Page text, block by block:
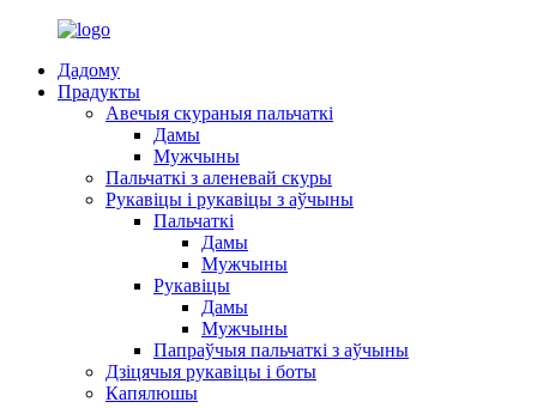
Дадому
Прадукты
Авечыя скураныя пальчаткі
Дамы
Мужчыны
Пальчаткі з аленевай скуры
Рукавіцы і рукавіцы з аўчыны
Пальчаткі
Дамы
Мужчыны
Рукавіцы
Дамы
Мужчыны
Папраўчыя пальчаткі з аўчыны
Дзіцячыя рукавіцы і боты
Капялюшы